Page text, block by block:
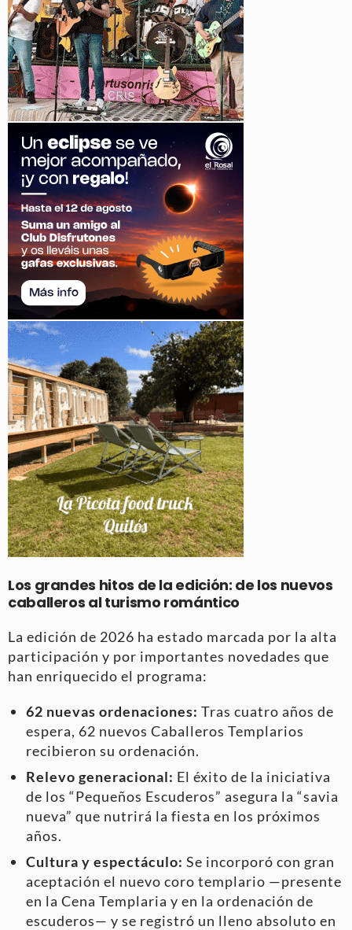
Los grandes hitos de la edición: de los nuevos
caballeros al turismo romántico
La edición de 2026 ha estado marcada por la alta
participación y por importantes novedades que
han enriquecido el programa:
62 nuevas ordenaciones: Tras cuatro años de
espera, 62 nuevos Caballeros Templarios
recibieron su ordenación.
Relevo generacional: El éxito de la iniciativa
de los “Pequeños Escuderos” asegura la “savia
nueva” que nutrirá la fiesta en los próximos
años.
Cultura y espectáculo: Se incorporó con gran
aceptación el nuevo coro templario —presente
en la Cena Templaria y en la ordenación de
escuderos— y se registró un lleno absoluto en